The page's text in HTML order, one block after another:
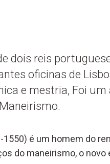
dois reis
oficinas de
e mestria, Foi
1550) é um homem do
do maneirismo, o